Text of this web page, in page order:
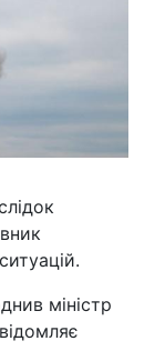
міністр